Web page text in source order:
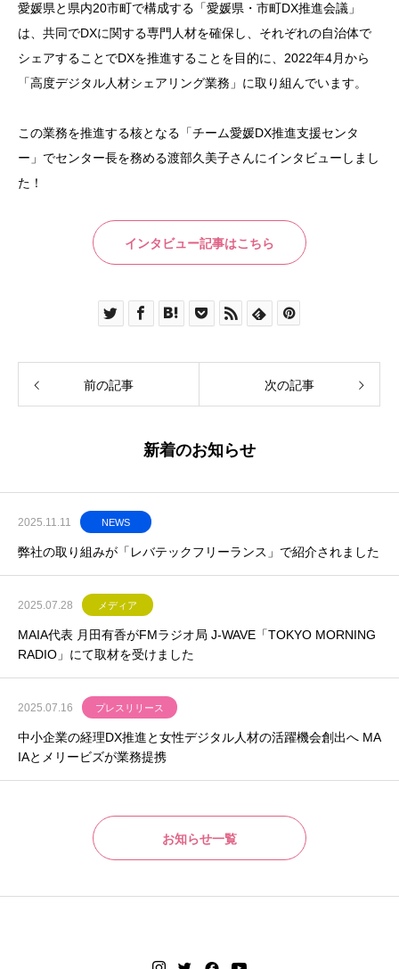
愛媛県と県内20市町で構成する「愛媛県・市町DX推進会議」
は、共同でDXに関する専門人材を確保し、それぞれの自治体で
シェアすることでDXを推進することを目的に、2022年4月から
「高度デジタル人材シェアリング業務」に取り組んでいます。
この業務を推進する核となる「チーム愛媛DX推進支援センタ
ー」でセンター長を務める渡部久美子さんにインタビューしまし
た！
インタビュー記事はこちら
前の記事 次の記事
新着のお知らせ
2025.11.11 NEWS
弊社の取り組みが「レバテックフリーランス」で紹介されました
2025.07.28 メディア
MAIA代表 月田有香がFMラジオ局 J-WAVE「TOKYO MORNING
RADIO」にて取材を受けました
2025.07.16 プレスリリース
中小企業の経理DX推進と女性デジタル人材の活躍機会創出へ MA
IAとメリービズが業務提携
お知らせ一覧